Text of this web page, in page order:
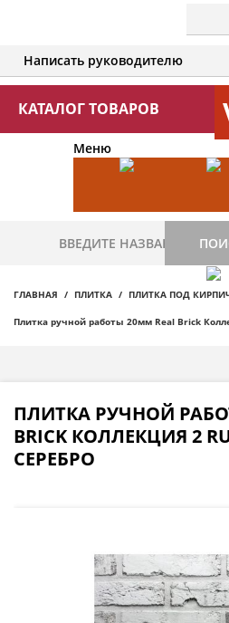
Написать руководителю
КАТАЛОГ ТОВАРОВ
Меню
ГЛАВНАЯ ПЛИТКА ПЛИТКА ПОД
Плитка ручной работы 20мм Real Brick
ПЛИТКА РУЧНОЙ
BRICK КОЛЛЕКЦИЯ 2
СЕРЕБРО